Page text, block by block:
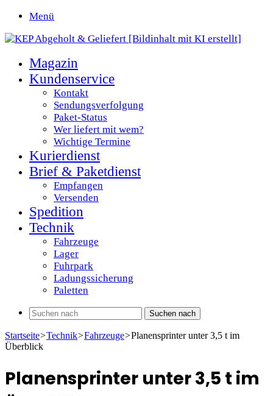
Menü
Magazin
Kundenservice
Kontakt
Sendungsverfolgung
Paket-Status
Wer liefert mit wem?
Wichtige Termine
Kurierdienst
Brief & Paketdienst
Empfangen
Versenden
Spedition
Technik
Fahrzeuge
Lager
Fuhrpark
Ladungssicherung
Paletten
Suchen nach
Startseite>Technik>Fahrzeuge>Planensprinter unter 3,5 t im
Überblick
Planensprinter unter 3,5 t im